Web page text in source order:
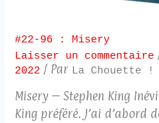
#22-96 : Misery
Laisser un commentaire
2022 / Par La Chouette !
Misery – Stephen King
King préféré. J’ai d’abord